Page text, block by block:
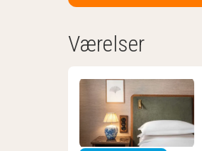
Værelser